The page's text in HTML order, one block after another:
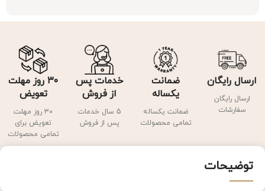
ارسال رایگان
ارسال رایگان
سفارشات
ضمانت
یکساله
ضمانت یکساله
تمامی محصولات
خدمات پس
از فروش
5 سال خدمات
پس از فروش
۳۰ روز مهلت
تعویض
۳۰ روز مهلت
تعویض برای
تمامی محصولات
توضیحات